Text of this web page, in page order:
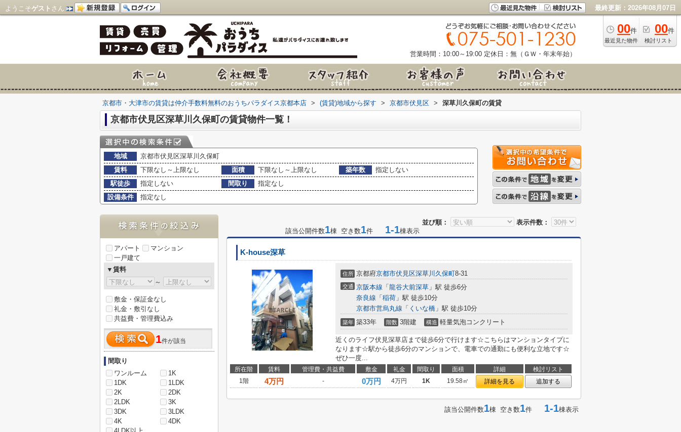
ようこそゲスト さん 最終更新：2026年08月07日
00件
最近見た物件
00件
検討リスト
営業時間：10:00～19:00 定休日：無（ＧＷ・年末年始）
京都市・大津市の賃貸は仲介手数料無料のおうちパラダイス京都本店 > (賃貸)地域から探す > 京都市伏見区 > 深草川久保町の賃貸
京都市伏見区深草川久保町の賃貸物件一覧！
地域
京都市伏見区深草川久保町
賃料
下限なし～上限なし 面積 下限なし～上限なし 築年数
指定しない
駅徒歩
指定しない 間取り
指定なし
設備条件
指定なし
並び順：
表示件数：
該当公開件数1棟 空き数1件 1-1棟表示
K-house深草
住所 京都府京都市伏見区深草川久保町8-31
交通 京阪本線 「 龍谷大前深草 」駅 徒歩6分
奈良線 「 稲荷 」駅 徒歩10分
京都市営烏丸線 「 くいな橋 」駅 徒歩10分
築年 築33年 階数 3階建 構造 軽量気泡コンクリート
近くのライフ伏見深草店まで徒歩6分で行けます☆こちらはマンションタイプに
なります☆駅から徒歩6分のマンションで、電車での通勤にも便利な立地です☆
ぜひ一度...
所在階 賃料 管理費・共益費 敷金 礼金 間取り 面積 詳細
検討リスト
1階
4万円 - 0万円 4万円 1K 19.58㎡ 詳細を見る 追加する
該当公開件数1棟 空き数1件 1-1棟表示
アパート
マンション
一戸建て
▼賃料
～
敷金・保証金なし
礼金・敷引なし
共益費・管理費込み
1件が該当
間取り
ワンルーム
1K
1DK
1LDK
2K
2DK
2LDK
3K
3DK
3LDK
4K
4DK